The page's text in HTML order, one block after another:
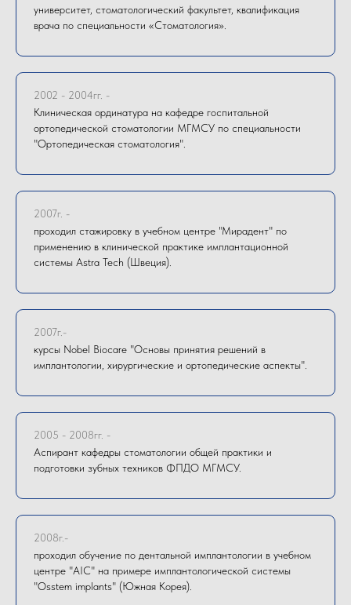
университет, стоматологический факультет, квалификация
врача по специальности «Стоматология».
2002 - 2004гг. -
Клиническая ординатура на кафедре госпитальной
ортопедической стоматологии МГМСУ по специальности
"Ортопедическая стоматология".
2007г. -
проходил стажировку в учебном центре "Мирадент" по
применению в клинической практике имплантационной
системы Astra Tech (Швеция).
2007г.-
курсы Nobel Biocare "Основы принятия решений в
имплантологии, хирургические и ортопедические аспекты".
2005 - 2008гг. -
Аспирант кафедры стоматологии общей практики и
подготовки зубных техников ФПДО МГМСУ.
2008г.-
проходил обучение по дентальной имплантологии в учебном
центре "AIC" на примере имплантологической системы
"Osstem implants" (Южная Корея).